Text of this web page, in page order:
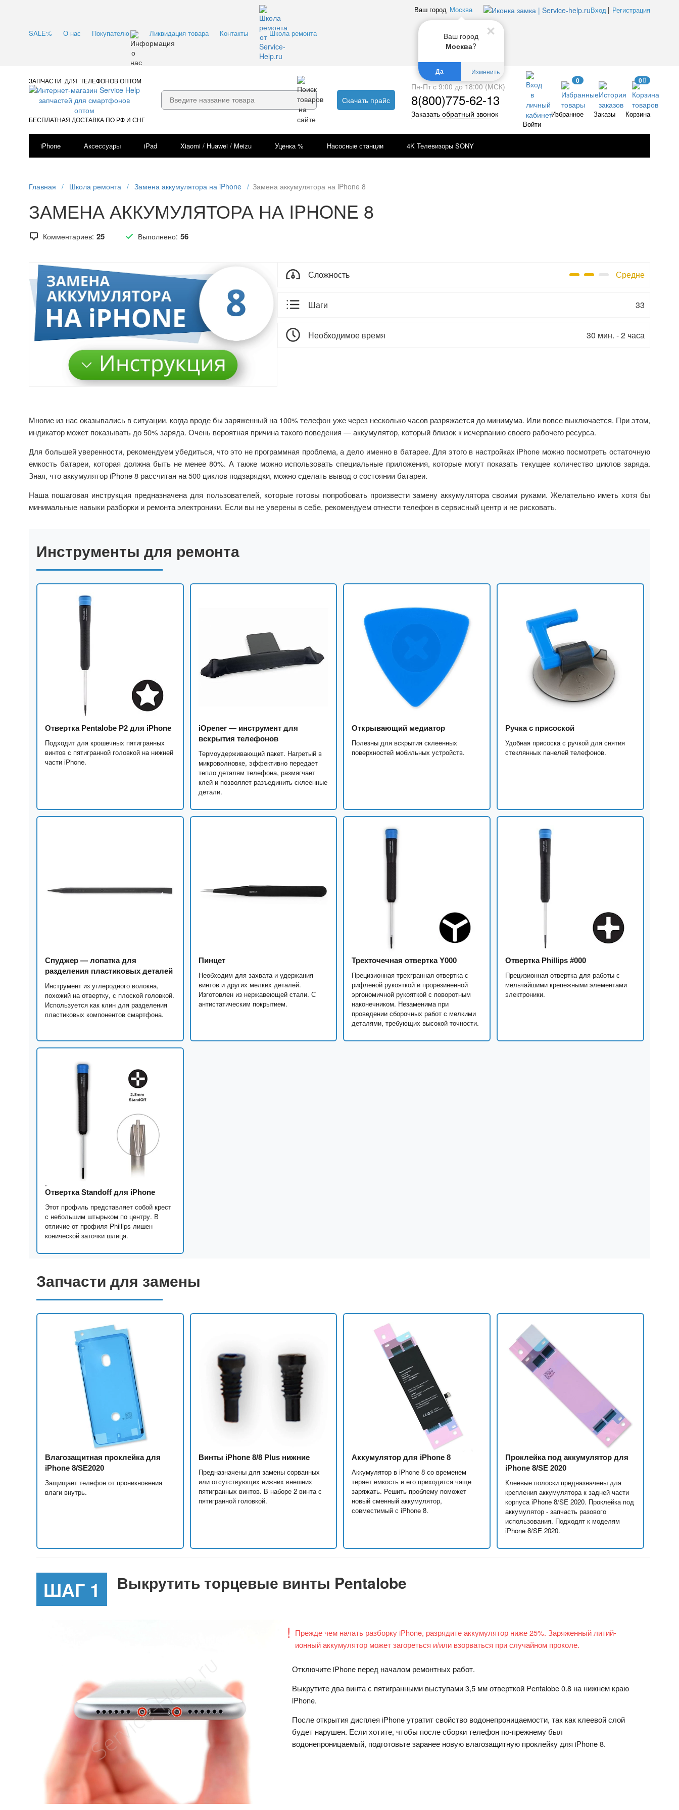
Ваш город
Москва?
Да Изменить
SALE% О нас Покупателю Ликвидация товара Контакты Школа ремонта
Ваш город Москва Вход Регистрация
ЗАПЧАСТИ ДЛЯ ТЕЛЕФОНОВ ОПТОМ
БЕСПЛАТНАЯ ДОСТАВКА ПО РФ И СНГ
Скачать прайс
Пн-Пт с 9:00 до 18:00 (МСК)
8(800)775-62-13
Заказать обратный звонок
Войти
0
Избранное Заказы
0
Корзина
iPhone Аксессуары iPad Xiaomi / Huawei / Meizu Уценка % Насосные станции 4K Телевизоры SONY
Главная / Школа ремонта / Замена аккумулятора на iPhone / Замена аккумулятора на iPhone 8
ЗАМЕНА АККУМУЛЯТОРА НА IPHONE 8
Комментариев: 25 Выполнено: 56
Сложность Средне
Шаги 33
Необходимое время 30 мин. - 2 часа
Многие из нас оказывались в ситуации, когда вроде бы заряженный на 100% телефон уже через несколько часов разряжается до минимума. Или вовсе выключается. При этом,
индикатор может показывать до 50% заряда. Очень вероятная причина такого поведения — аккумулятор, который близок к исчерпанию своего рабочего ресурса.
Для большей уверенности, рекомендуем убедиться, что это не программная проблема, а дело именно в батарее. Для этого в настройках iPhone можно посмотреть остаточную
емкость батареи, которая должна быть не менее 80%. А также можно использовать специальные приложения, которые могут показать текущее количество циклов заряда.
Зная, что аккумулятор iPhone 8 рассчитан на 500 циклов подзарядки, можно сделать вывод о состоянии батареи.
Наша пошаговая инструкция предназначена для пользователей, которые готовы попробовать произвести замену аккумулятора своими руками. Желательно иметь хотя бы
минимальные навыки разборки и ремонта электроники. Если вы не уверены в себе, рекомендуем отнести телефон в сервисный центр и не рисковать.
Инструменты для ремонта
Отвертка Pentalobe P2 для iPhone
Подходит для крошечных пятигранных
винтов с пятигранной головкой на нижней
части iPhone.
iOpener — инструмент для
вскрытия телефонов
Термоудерживающий пакет. Нагретый в
микроволновке, эффективно передает
тепло деталям телефона, размягчает
клей и позволяет разъединить склеенные
детали.
Открывающий медиатор
Полезны для вскрытия склеенных
поверхностей мобильных устройств.
Ручка с присоской
Удобная присоска с ручкой для снятия
стеклянных панелей телефонов.
Спуджер — лопатка для
разделения пластиковых деталей
Инструмент из углеродного волокна,
похожий на отвертку, с плоской головкой.
Используется как клин для разделения
пластиковых компонентов смартфона.
Пинцет
Необходим для захвата и удержания
винтов и других мелких деталей.
Изготовлен из нержавеющей стали. С
антистатическим покрытием.
Трехточечная отвертка Y000
Прецизионная трехгранная отвертка с
рифленой рукояткой и прорезиненной
эргономичной рукояткой с поворотным
наконечником. Незаменима при
проведении сборочных работ с мелкими
деталями, требующих высокой точности.
Отвертка Phillips #000
Прецизионная отвертка для работы с
мельчайшими крепежными элементами
электроники.
Отвертка Standoff для iPhone
Этот профиль представляет собой крест
с небольшим штырьком по центру. В
отличие от профиля Phillips лишен
конической заточки шлица.
Запчасти для замены
Влагозащитная проклейка для
iPhone 8/SE2020
Защищает телефон от проникновения
влаги внутрь.
Винты iPhone 8/8 Plus нижние
Предназначены для замены сорванных
или отсутствующих нижних внешних
пятигранных винтов. В наборе 2 винта с
пятигранной головкой.
Аккумулятор для iPhone 8
Аккумулятор в iPhone 8 со временем
теряет емкость и его приходится чаще
заряжать. Решить проблему поможет
новый сменный аккумулятор,
совместимый с iPhone 8.
Проклейка под аккумулятор для
iPhone 8/SE 2020
Клеевые полоски предназначены для
крепления аккумулятора к задней части
корпуса iPhone 8/SE 2020. Проклейка под
аккумулятор - запчасть разового
использования. Подходят к моделям
iPhone 8/SE 2020.
ШАГ 1 Выкрутить торцевые винты Pentalobe
Прежде чем начать разборку iPhone, разрядите аккумулятор ниже 25%. Заряженный литий-
ионный аккумулятор может загореться и/или взорваться при случайном проколе.
Отключите iPhone перед началом ремонтных работ.
Выкрутите два винта с пятигранными выступами 3,5 ммотверткой Pentalobe 0.8 на нижнем краю
iPhone.
После открытия дисплея iPhone утратит свойство водонепроницаемости, так как клеевой слой
будет нарушен. Если хотите, чтобы после сборки телефон по-прежнему был
водонепроницаемый, подготовьте заранее новую влагозащитную проклейку для iPhone 8.